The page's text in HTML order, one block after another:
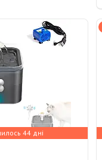
44 дні